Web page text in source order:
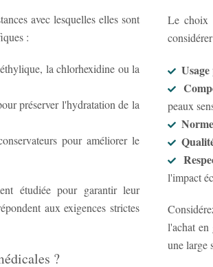
avec lesquelles elles sont
:
étudiée pour garantir leur
aux exigences strictes
?
Le choix
peaux
l'impact
l'achat en
une large